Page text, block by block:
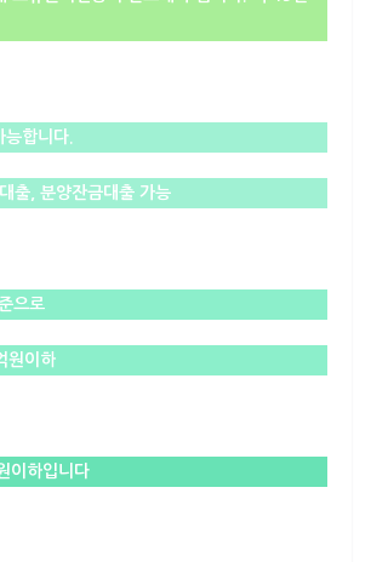
능합니다.
출, 분양잔금대출 가능
으로
원이하
이하입니다